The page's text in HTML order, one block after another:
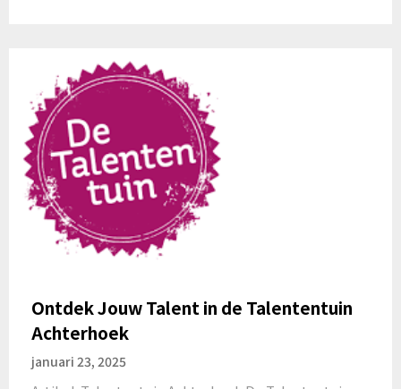
Ontdek Jouw Talent in de Talententuin
Achterhoek
januari 23, 2025